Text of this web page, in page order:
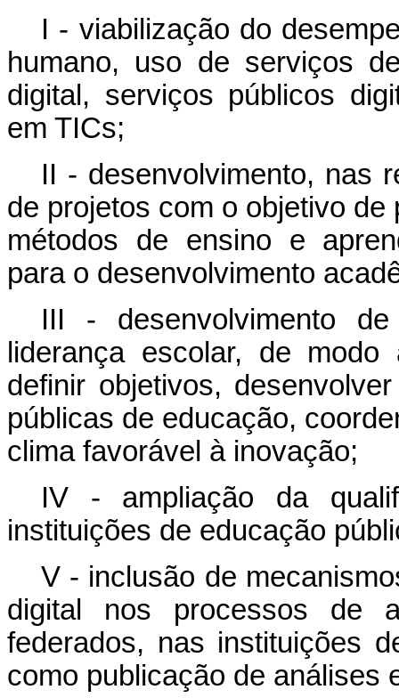
I - viabilização do
humano, uso de serviços
digital, serviços públicos
em TICs;
II - desenvolvimento, nas
de projetos com o objetivo
métodos de ensino e
para o desenvolvimento
III - desenvolvimento
liderança escolar, de
definir objetivos,
públicas de educação,
clima favorável à inovação;
IV - ampliação da
instituições de educação
V - inclusão de
digital nos processos de
federados, nas instituições
como publicação de análises